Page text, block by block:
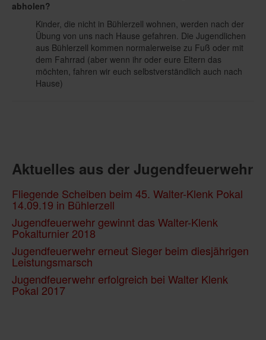
abholen?
Kinder, die nicht in Bühlerzell wohnen, werden nach der
Übung von uns nach Hause gefahren. Die Jugendlichen
aus Bühlerzell kommen normalerweise zu Fuß oder mit
dem Fahrrad (aber wenn ihr oder eure Eltern das
möchten, fahren wir euch selbstverständlich auch nach
Hause)
Aktuelles aus der Jugendfeuerwehr
Fliegende Scheiben beim 45. Walter-Klenk Pokal
14.09.19 in Bühlerzell
Jugendfeuerwehr gewinnt das Walter-Klenk
Pokalturnier 2018
Jugendfeuerwehr erneut Sieger beim diesjährigen
Leistungsmarsch
Jugendfeuerwehr erfolgreich bei Walter Klenk
Pokal 2017